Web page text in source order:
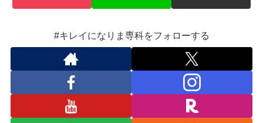
#キレイになりま専科をフォローする